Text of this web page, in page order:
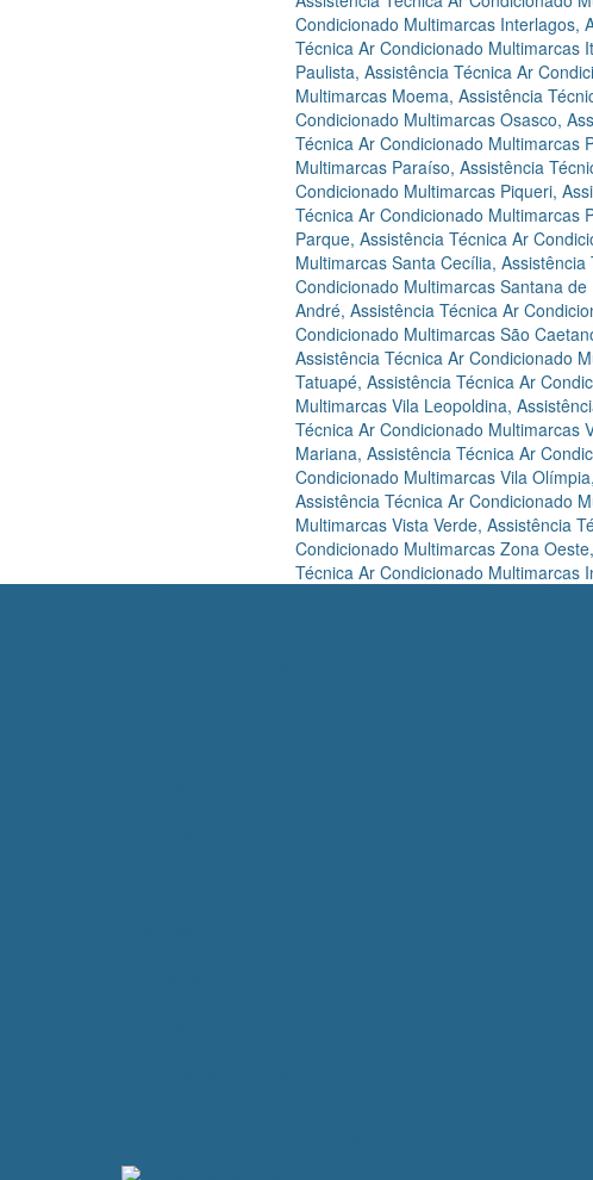
Condicionado Multimarcas Interlagos,
Técnica Ar Condicionado Multimarcas
Paulista,Assistência Técnica Ar
Multimarcas Moema,Assistência
Condicionado Multimarcas Osasco,
Técnica Ar Condicionado Multimarcas
Multimarcas Paraíso,Assistência
Condicionado Multimarcas Piqueri,
Técnica Ar Condicionado Multimarcas
Parque,Assistência Técnica Ar
Multimarcas Santa Cecília,Assistência
Condicionado Multimarcas Santana
André,Assistência Técnica Ar
Condicionado Multimarcas São
Assistência Técnica Ar Condicionado
Tatuapé,Assistência Técnica Ar
Multimarcas Vila Leopoldina,
Técnica Ar Condicionado Multimarcas
Mariana,Assistência Técnica Ar
Condicionado Multimarcas Vila Olímpia
Assistência Técnica Ar Condicionado
Multimarcas Vista Verde,Assistência
Condicionado Multimarcas Zona Oeste
Técnica Ar Condicionado Multimarcas